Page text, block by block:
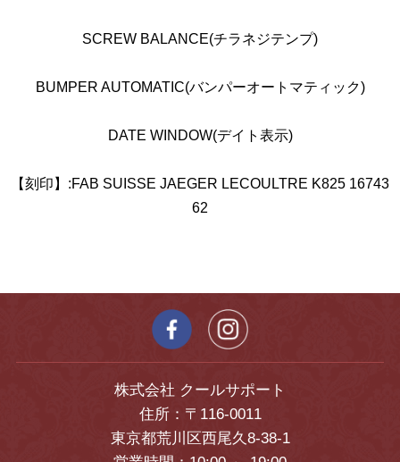
SCREW BALANCE(チラネジテンプ)
BUMPER AUTOMATIC(バンパーオートマティック)
DATE WINDOW(デイト表示)
【刻印】:FAB SUISSE JAEGER LECOULTRE K825 16743
62
株式会社 クールサポート
住所：〒116-0011
東京都荒川区西尾久8-38-1